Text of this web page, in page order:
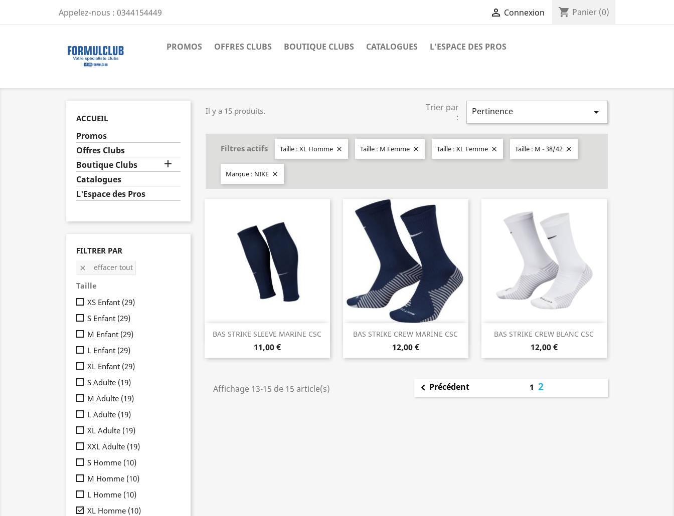
Appelez-nous : 0344154449  Connexion shopping_cart Panier (0)
PROMOS OFFRES CLUBS BOUTIQUE CLUBS CATALOGUES L'ESPACE DES PROS
ACCUEIL
Promos
Offres Clubs
Boutique Clubs

Catalogues
L'Espace des Pros
FILTRER PAR
 effacer tout
Taille
XS Enfant (29)
S Enfant (29)
M Enfant (29)
L Enfant (29)
XL Enfant (29)
S Adulte (19)
M Adulte (19)
L Adulte (19)
XL Adulte (19)
XXL Adulte (19)
S Homme (10)
M Homme (10)
L Homme (10)
 XL Homme (10)
Il y a 15 produits.
Trier par
:
Pertinence 
Filtres actifs Taille : XL Homme  Taille : M Femme  Taille : XL Femme  Taille : M - 38/42 
Marque : NIKE 
BAS STRIKE SLEEVE MARINE CSC
11,00 €
Aperçu rapide BAS STRIKE CREW MARINE CSC
12,00 €
Aperçu rapide BAS STRIKE CREW BLANC CSC
12,00 €
Aperçu rapide
Affichage 13-15 de 15 article(s)  Précédent 1 2